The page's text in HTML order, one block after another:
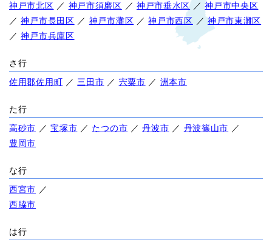
神戸市北区 ／ 神戸市須磨区 ／ 神戸市垂水区 ／神戸市中央区
／神戸市長田区 ／ 神戸市灘区 ／神戸市西区 ／ 神戸市東灘区
／神戸市兵庫区
さ行
佐用郡佐用町 ／三田市 ／ 宍粟市 ／ 洲本市
た行
高砂市 ／宝塚市 ／ たつの市 ／丹波市 ／ 丹波篠山市 ／
豊岡市
な行
西宮市 ／
西脇市
は行